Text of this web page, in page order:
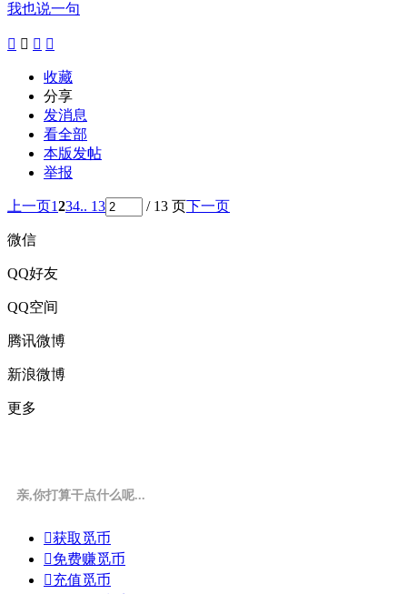
我也说一句
   
收藏
分享
发消息
看全部
本版发帖
举报
上一页1234.. 13 / 13 页下一页
微信
QQ好友
QQ空间
腾讯微博
新浪微博
更多
亲,你打算干点什么呢...
获取觅币
免费赚觅币
充值觅币